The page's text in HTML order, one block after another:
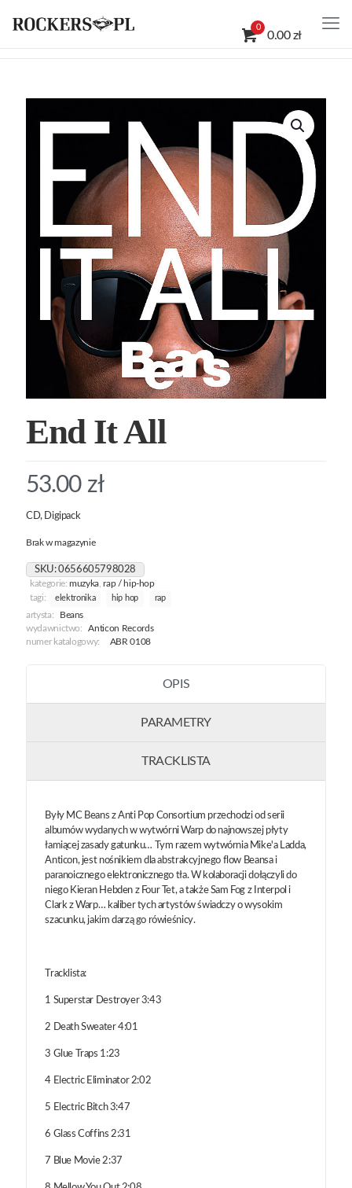
0
0.00 zł
End It All
53.00 zł
CD, Digipack
Brak w magazynie
SKU:0656605798028
kategorie:muzyka,rap / hip-hop
tagi:
elektronika hip hop rap
artysta:
Beans
wydawnictwo:
Anticon Records
numer katalogowy:
ABR 0108
OPIS
PARAMETRY
TRACKLISTA
Były MC Beans z Anti Pop Consortium przechodzi od serii
albumów wydanych w wytwórni Warp do najnowszej płyty
łamiącej zasady gatunku… Tym razem wytwórnia Mike'a Ladda,
Anticon, jest nośnikiem dla abstrakcyjnego flow Beansa i
paranoicznego elektronicznego tła. W kolaboracji dołączyli do
niego Kieran Hebden z Four Tet, a także Sam Fog z Interpol i
Clark z Warp… kaliber tych artystów świadczy o wysokim
szacunku, jakim darzą go rówieśnicy.
Tracklista:
1 Superstar Destroyer 3:43
2 Death Sweater 4:01
3 Glue Traps 1:23
4 Electric Eliminator 2:02
5 Electric Bitch 3:47
6 Glass Coffins 2:31
7 Blue Movie 2:37